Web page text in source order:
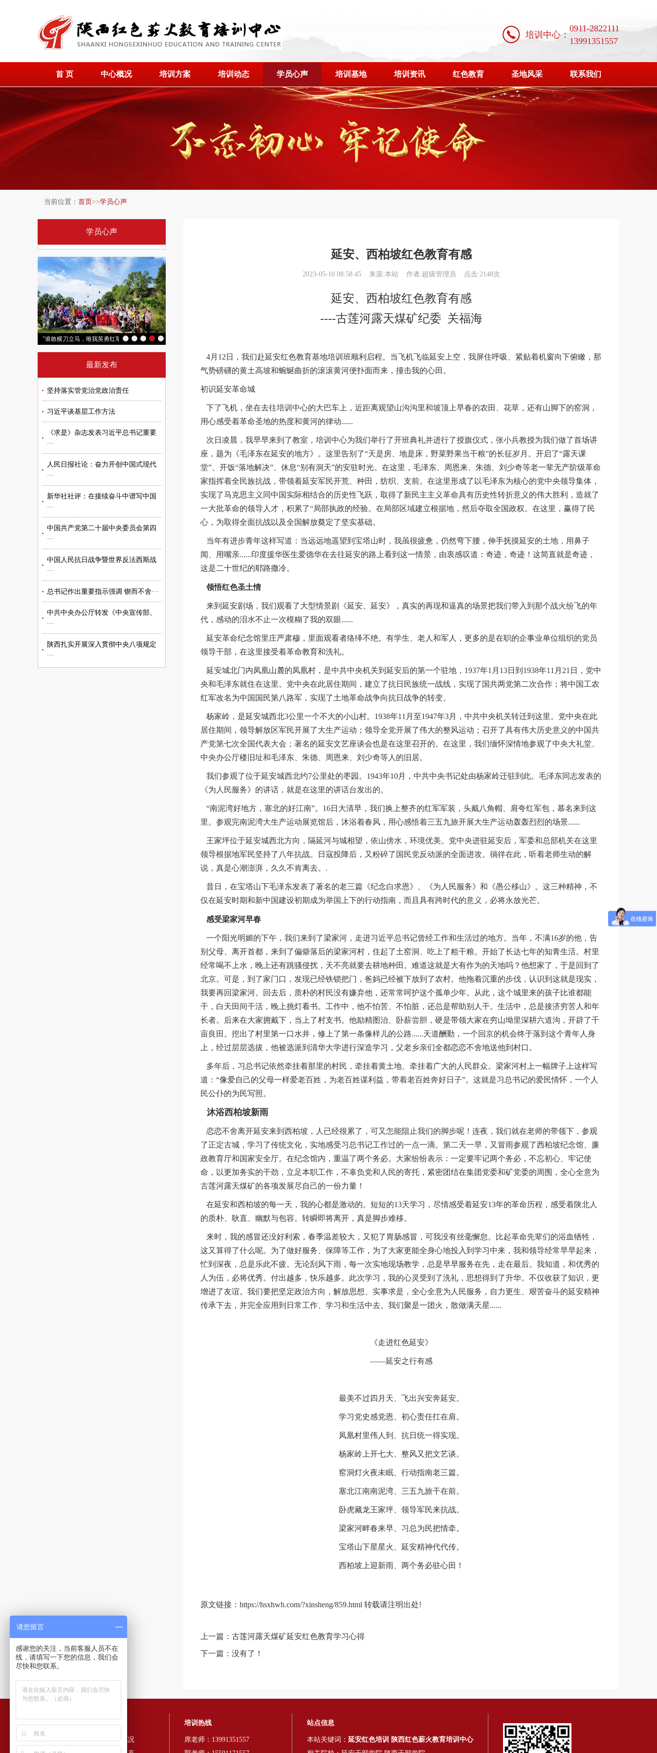
培训中心：
0911-2822111
13991351557
首 页 中心概况 培训方案 培训动态 学员心声 培训基地 培训资讯 红色教育 圣地风采 联系我们
当前位置：首页>>学员心声
学员心声
追寻红色足迹 汲取奋进力量”延安培训班
"谁敢横刀立马，唯我英勇红军"2026重走长征路徒步实践活动（第三期到达吴起镇15公里）
最新发布
坚持落实管党治党政治责任
习近平谈基层工作方法
《求是》杂志发表习近平总书记重要
···
人民日报社论：奋力开创中国式现代
···
新华社社评：在接续奋斗中谱写中国
···
中国共产党第二十届中央委员会第四
···
中国人民抗日战争暨世界反法西斯战
···
总书记作出重要指示强调 锲而不舍···
中共中央办公厅转发《中央宣传部、
···
陕西扎实开展深入贯彻中央八项规定
···
延安、西柏坡红色教育有感
2023-05-10 08:58:45来源:本站作者:超级管理员 点击:2148次
延安、西柏坡红色教育有感
----古莲河露天煤矿纪委 关福海
4月12日，我们赴延安红色教育基地培训班顺利启程。当飞机飞临延安上空，我屏住呼吸、紧贴着机窗向下俯瞰，那
气势磅礴的黄土高坡和蜿蜒曲折的滚滚黄河便扑面而来，撞击我的心田。
初识延安革命城
下了飞机，坐在去往培训中心的大巴车上，近距离观望山沟沟里和坡顶上早春的农田、花草，还有山脚下的窑洞，
用心感受着革命圣地的热度和黄河的律动......
次日凌晨，我早早来到了教室，培训中心为我们举行了开班典礼并进行了授旗仪式，张小兵教授为我们做了首场讲
座，题为《毛泽东在延安的地方》。这里告别了“天是房、地是床，野菜野果当干粮”的长征岁月。开启了“露天课
堂”、开饭“落地解决”、休息“别有洞天”的安驻时光。在这里，毛泽东、周恩来、朱德、刘少奇等老一辈无产阶级革命
家指挥着全民族抗战，带领着延安军民开荒、种田，纺织、支前。在这里形成了以毛泽东为核心的党中央领导集体，
实现了马克思主义同中国实际相结合的历史性飞跃，取得了新民主主义革命具有历史性转折意义的伟大胜利，造就了
一大批革命的领导人才，积累了“局部执政的经验。在局部区域建立根据地，然后夺取全国政权。在这里，赢得了民
心，为取得全面抗战以及全国解放奠定了坚实基础。
当年有进步青年这样写道：当远远地遥望到宝塔山时，我虽很疲惫，仍然弯下腰，伸手抚摸延安的土地，用鼻子
闻、用嘴亲......印度援华医生爱德华在去往延安的路上看到这一情景，由衷感叹道：奇迹，奇迹！这简直就是奇迹，
这是二十世纪的耶路撒冷。
领悟红色圣土情
来到延安剧场，我们观看了大型情景剧《延安、延安》，真实的再现和逼真的场景把我们带入到那个战火纷飞的年
代，感动的泪水不止一次模糊了我的双眼......
延安革命纪念馆里庄严肃穆，里面观看者络绎不绝。有学生、老人和军人，更多的是在职的企事业单位组织的党员
领导干部，在这里接受着革命教育和洗礼。
延安城北门内凤凰山麓的凤凰村，是中共中央机关到延安后的第一个驻地，1937年1月13日到1938年11月21日，党中
央和毛泽东就住在这里。党中央在此居住期间，建立了抗日民族统一战线，实现了国共两党第二次合作；将中国工农
红军改名为中国国民第八路军，实现了土地革命战争向抗日战争的转变。
杨家岭，是延安城西北3公里一个不大的小山村。1938年11月至1947年3月，中共中央机关转迁到这里。党中央在此
居住期间，领导解放区军民开展了大生产运动；领导全党开展了伟大的整风运动；召开了具有伟大历史意义的中国共
产党第七次全国代表大会；著名的延安文艺座谈会也是在这里召开的。在这里，我们缅怀深情地参观了中央大礼堂、
中央办公厅楼旧址和毛泽东、朱德、周恩来、刘少奇等人的旧居。
我们参观了位于延安城西北约7公里处的枣园。1943年10月，中共中央书记处由杨家岭迁驻到此。毛泽东同志发表的
《为人民服务》的讲话，就是在这里的讲话台发出的。
“南泥湾好地方，塞北的好江南”。16日大清早，我们换上整齐的红军军装，头戴八角帽、肩夸红军包，慕名来到这
里。参观完南泥湾大生产运动展览馆后，沐浴着春风，用心感悟着三五九旅开展大生产运动轰轰烈烈的场景......
王家坪位于延安城西北方向，隔延河与城相望，依山傍水，环境优美。党中央进驻延安后，军委和总部机关在这里
领导根据地军民坚持了八年抗战。日寇投降后，又粉碎了国民党反动派的全面进攻。徜徉在此，听着老师生动的解
说，真是心潮澎湃，久久不肯离去。.
昔日，在宝塔山下毛泽东发表了著名的老三篇《纪念白求恩》、《为人民服务》和《愚公移山》。这三种精神，不
仅在延安时期和新中国建设初期成为举国上下的行动指南，而且具有跨时代的意义，必将永放光芒。
感受梁家河早春
一个阳光明媚的下午，我们来到了梁家河，走进习近平总书记曾经工作和生活过的地方。当年，不满16岁的他，告
别父母、离开首都，来到了偏僻落后的梁家河村，住起了土窑洞、吃上了粗干粮。开始了长达七年的知青生活。村里
经常喝不上水，晚上还有跳骚侵扰，天不亮就要去耕地种田。难道这就是大有作为的天地吗？他想家了，于是回到了
北京。可是，到了家门口，发现已经铁锁把门，爸妈已经被下放到了农村。他拖着沉重的步伐，认识到这就是现实，
我要再回梁家河。回去后，质朴的村民没有嫌弃他，还常常呵护这个孤单少年。从此，这个城里来的孩子比谁都能
干，白天田间干活，晚上挑灯看书。工作中，他不怕苦、不怕脏，还总是帮助别人干。生活中，总是接济穷苦人和年
长者。后来在大家拥戴下，当上了村支书。他励精图治、卧薪尝胆，硬是带领大家在穷山坳里深耕六道沟，开辟了千
亩良田。挖出了村里第一口水井，修上了第一条像样儿的公路......天道酬勤，一个回京的机会终于落到这个青年人身
上，经过层层选拔，他被选派到清华大学进行深造学习，父老乡亲们全都恋恋不舍地送他到村口。
多年后，习总书记依然牵挂着那里的村民，牵挂着黄土地、牵挂着广大的人民群众。梁家河村上一幅牌子上这样写
道：“像爱自己的父母一样爱老百姓，为老百姓谋利益，带着老百姓奔好日子”。这就是习总书记的爱民情怀，一个人
民公仆的为民写照。
沐浴西柏坡新雨
恋恋不舍离开延安来到西柏坡，人已经很累了，可又怎能阻止我们的脚步呢！连夜，我们就在老师的带领下，参观
了正定古城，学习了传统文化，实地感受习总书记工作过的一点一滴。第二天一早，又冒雨参观了西柏坡纪念馆、廉
政教育厅和国家安全厅。在纪念馆内，重温了两个务必。大家纷纷表示：一定要牢记两个务必，不忘初心、牢记使
命，以更加务实的干劲，立足本职工作，不辜负党和人民的寄托，紧密团结在集团党委和矿党委的周围，全心全意为
古莲河露天煤矿的各项发展尽自己的一份力量！
在延安和西柏坡的每一天，我的心都是激动的。短短的13天学习，尽情感受着延安13年的革命历程，感受着陕北人
的质朴、耿直、幽默与包容。转瞬即将离开，真是脚步难移。
来时，我的感冒还没好利索，春季温差较大，又犯了胃肠感冒，可我没有丝毫懈怠。比起革命先辈们的浴血牺牲，
这又算得了什么呢。为了做好服务、保障等工作，为了大家更能全身心地投入到学习中来，我和领导经常早早起来，
忙到深夜，总是乐此不疲。无论刮风下雨，每一次实地现场教学，总是早早服务在先，走在最后。我知道，和优秀的
人为伍，必将优秀。付出越多，快乐越多。此次学习，我的心灵受到了洗礼，思想得到了升华。不仅收获了知识，更
增进了友谊。我们要把坚定政治方向，解放思想、实事求是，全心全意为人民服务，自力更生、艰苦奋斗的延安精神
传承下去，并完全应用到日常工作、学习和生活中去。我们聚是一团火，散做满天星......
《走进红色延安》
——延安之行有感
最美不过四月天、飞出兴安奔延安。
学习党史感党恩、初心责任扛在肩。
凤凰村里伟人到、抗日统一得实现。
杨家岭上开七大、整风又把文艺谈。
窑洞灯火夜未眠、行动指南老三篇。
塞北江南南泥湾、三五九旅干在前。
卧虎藏龙王家坪、领导军民来抗战。
梁家河畔春来早、习总为民把情牵。
宝塔山下星星火、延安精神代代传。
西柏坡上迎新雨、两个务必驻心田！
原文链接：https://hsxhwh.com/?xinsheng/859.html 转载请注明出处!
上一篇：古莲河露天煤矿延安红色教育学习心得
下一篇：没有了！
快速导航
红色培训
中心概况
培训热线
席老师：13991351557
站点信息
本站关键词：延安红色培训
陕西红色薪火教育培训中心
请您留言
感谢您的关注，当前客服人员不在
线，请填写一下您的信息，我们会
尽快和您联系。